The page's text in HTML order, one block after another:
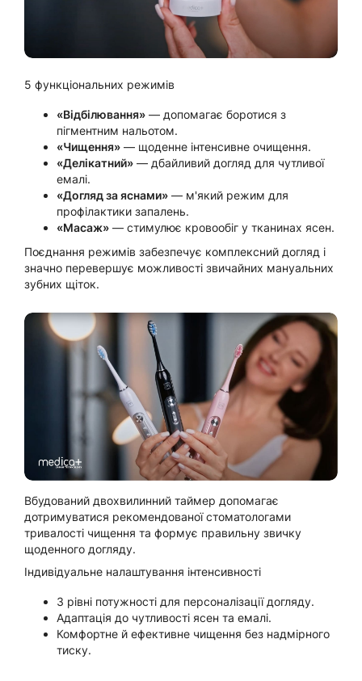
5 функціональних режимів
«Відбілювання» — допомагає боротися з
пігментним нальотом.
«Чищення» — щоденне інтенсивне очищення.
«Делікатний» — дбайливий догляд для чутливої
емалі.
«Догляд за яснами» — м'який режим для
профілактики запалень.
«Масаж» — стимулює кровообіг у тканинах ясен.
Поєднання режимів забезпечує комплексний догляд і
значно перевершує можливості звичайних мануальних
зубних щіток.
Вбудований двохвилинний таймер допомагає
дотримуватися рекомендованої стоматологами
тривалості чищення та формує правильну звичку
щоденного догляду.
Індивідуальне налаштування інтенсивності
3 рівні потужності для персоналізації догляду.
Адаптація до чутливості ясен та емалі.
Комфортне й ефективне чищення без надмірного
тиску.